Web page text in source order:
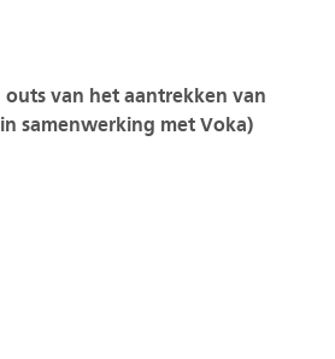
outs van het aantrekken van
samenwerking met Voka)